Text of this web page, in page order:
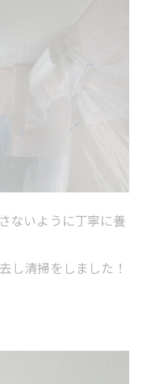
ないように丁寧に養
し清掃をしました！